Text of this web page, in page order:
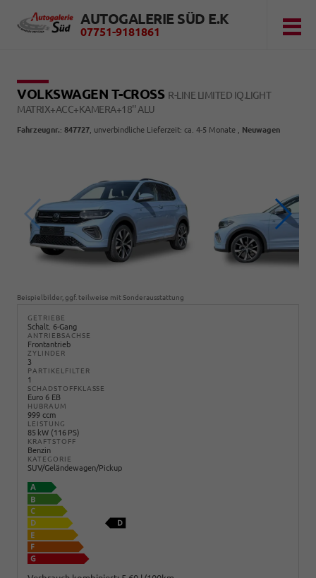
AUTOGALERIE SÜD E.K
07751-9181861
VOLKSWAGEN T-CROSS R-LINE LIMITED IQ.LIGHT
MATRIX+ACC+KAMERA+18'' ALU
Fahrzeugnr.: 847727 , unverbindliche Lieferzeit: ca. 4-5 Monate , Neuwagen
Beispielbilder, ggf. teilweise mit Sonderausstattung
GETRIEBE
Schalt. 6-Gang
ANTRIEBSACHSE
Frontantrieb
ZYLINDER
3
PARTIKELFILTER
1
SCHADSTOFFKLASSE
Euro 6 EB
HUBRAUM
999 ccm
LEISTUNG
85 kW (116 PS)
KRAFTSTOFF
Benzin
KATEGORIE
SUV/Geländewagen/Pickup